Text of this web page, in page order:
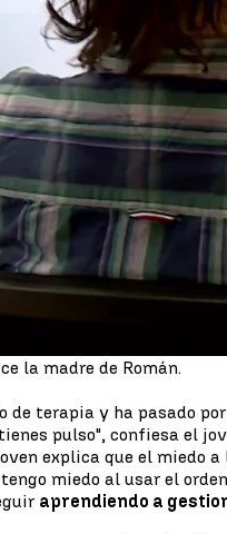
de 2022, 22:49
verano, los expertos
todo en los jóvenes.
desarrollado unsistema
su primer ataque de
la pandemia: "Es como
bien en su conducta y se
pidieron ayuda a los
. "Estaba
la madre de Román.
de terapia y ha pasado
pulso", confiesa el
explica que el miedo
miedo al usar el
aprendiendo a